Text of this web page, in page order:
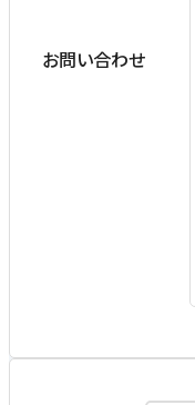
お問い合わせ